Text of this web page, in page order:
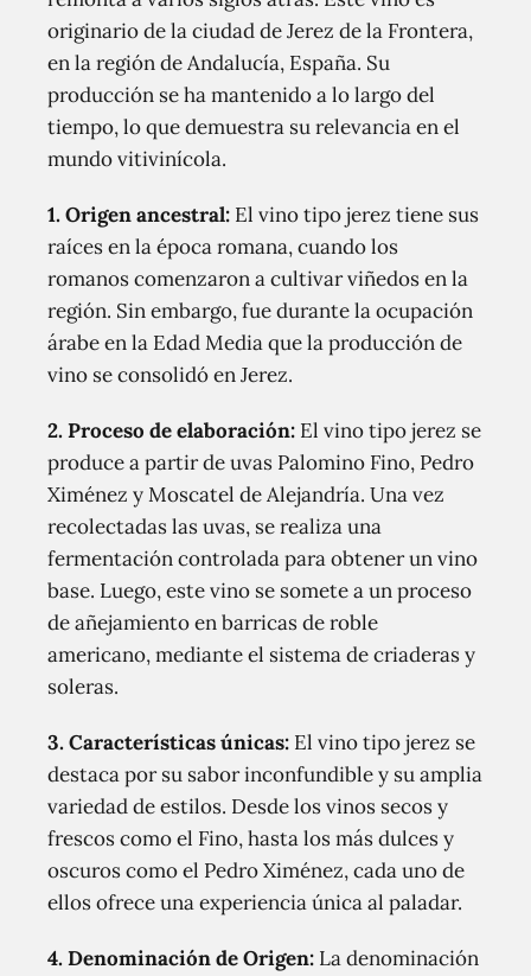
originario de la ciudad de Jerez de la Frontera,
en la región de Andalucía, España. Su
producción se ha mantenido a lo largo del
tiempo, lo que demuestra su relevancia en el
mundo vitivinícola.
1. Origen ancestral: El vino tipo jerez tiene sus
raíces en la época romana, cuando los
romanos comenzaron a cultivar viñedos en la
región. Sin embargo, fue durante la ocupación
árabe en la Edad Media que la producción de
vino se consolidó en Jerez.
2. Proceso de elaboración: El vino tipo jerez se
produce a partir de uvas Palomino Fino, Pedro
Ximénez y Moscatel de Alejandría. Una vez
recolectadas las uvas, se realiza una
fermentación controlada para obtener un vino
base. Luego, este vino se somete a un proceso
de añejamiento en barricas de roble
americano, mediante el sistema de criaderas y
soleras.
3. Características únicas: El vino tipo jerez se
destaca por su sabor inconfundible y su amplia
variedad de estilos. Desde los vinos secos y
frescos como el Fino, hasta los más dulces y
oscuros como el Pedro Ximénez, cada uno de
ellos ofrece una experiencia única al paladar.
4. Denominación de Origen: La denominación